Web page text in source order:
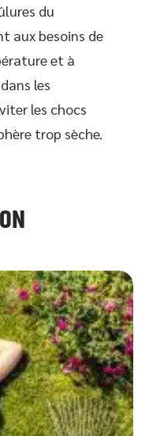
du
aux besoins de
et à
les
les chocs
trop sèche.